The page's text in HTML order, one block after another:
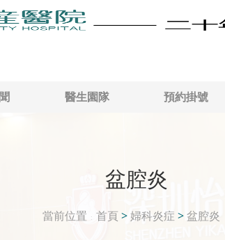
醫生園隊 預約掛號
盆腔炎
當前位置 首頁 >婦科炎症 >盆腔炎